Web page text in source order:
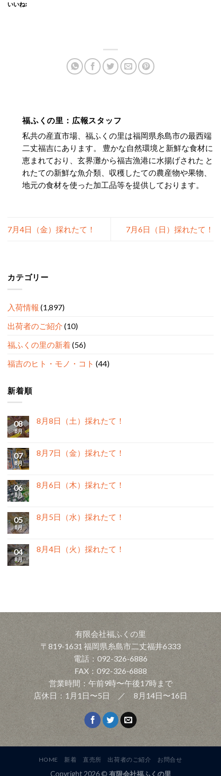
カテゴリー
入荷情報 (1,897)
出荷者のご紹介 (10)
福ふくの里の新着(56)
福吉のヒト・モノ・コト (44)
新着順
08
8月
8月8日（土）採れたて！
07
8月
8月7日（金）採れたて！
06
8月
8月6日（木）採れたて！
05
8月
8月5日（水）採れたて！
04
8月
8月4日（火）採れたて！
いいね:
福ふくの里：広報スタッフ
私共の産直市場、福ふくの里は福岡県糸島市の最西端
二丈福吉にあります。 豊かな自然環境と新鮮な食材に
恵まれており、玄界灘から福吉漁港に水揚げされた と
れたての新鮮な魚介類、収穫したての農産物や果物、
地元の食材を使った加工品等を提供しております。
7月4日（金）採れたて！ 7月6日（日）採れたて！
有限会社福ふくの里
〒819-1631 福岡県糸島市二丈福井6333
電話：092-326-6886
FAX：092-326-6888
営業時間：午前9時〜午後17時まで
店休日：1月1日〜5日 ／ 8月14日〜16日
HOME 新着 直売所 出荷者のご紹介 お問合せ
Copyright 2026 © 有限会社福ふくの里